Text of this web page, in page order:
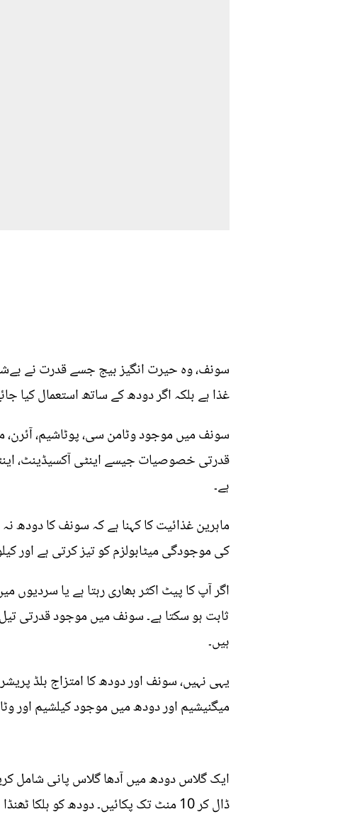
سونف، وہ حیرت انگیز بیج جسے قدرت نے
غذا ہے بلکہ اگر دودھ کے ساتھ استعمال
سونف میں موجود وٹامن سی، پوٹاشیم، آئرن،
قدرتی خصوصیات جیسے اینٹی آکسیڈینٹ،
ہے۔
ماہرین غذائیت کا کہنا ہے کہ سونف کا دودھ
کی موجودگی میٹابولزم کو تیز کرتی ہے اور
اگر آپ کا پیٹ اکثر بھاری رہتا ہے یا
ثابت ہو سکتا ہے۔ سونف میں موجود قدرتی
ہیں۔
یہی نہیں، سونف اور دودھ کا امتزاج بلڈ
میگنیشیم اور دودھ میں موجود کیلشیم اور
ایک گلاس دودھ میں آدھا گلاس پانی شامل
ڈال کر 10 منٹ تک پکائیں۔ دودھ کو ہلکا ٹھنڈا ہونے دیں، اور پھر اسے مزے لے کر نوش کریں۔